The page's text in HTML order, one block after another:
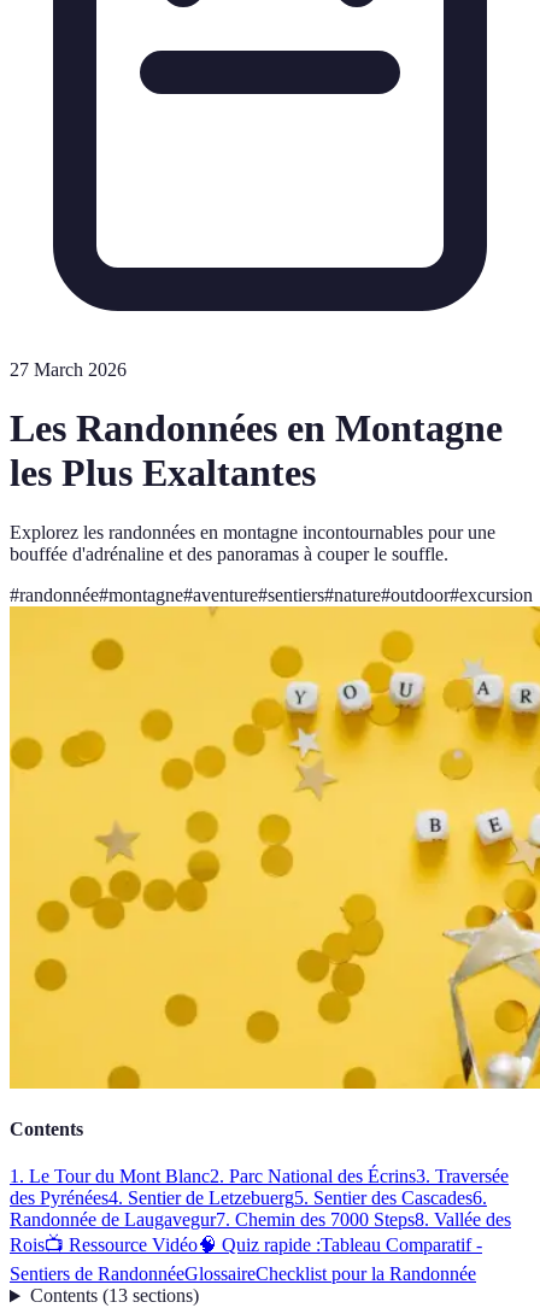
27 March 2026
Les Randonnées en Montagne
les Plus Exaltantes
Explorez les randonnées en montagne incontournables pour une
bouffée d'adrénaline et des panoramas à couper le souffle.
#randonnée#montagne#aventure#sentiers#nature#outdoor#excursion
Contents
1. Le Tour du Mont Blanc2. Parc National des Écrins3. Traversée
des Pyrénées4. Sentier de Letzebuerg5. Sentier des Cascades6.
Randonnée de Laugavegur7. Chemin des 7000 Steps8. Vallée des
Rois📺 Ressource Vidéo🧠 Quiz rapide :Tableau Comparatif -
Sentiers de RandonnéeGlossaireChecklist pour la Randonnée
Contents(13 sections)